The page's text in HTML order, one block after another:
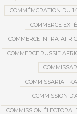
COMMÉMORATION DU
COMMERCE
COMMERCE INTRA-
COMMERCE RUSSIE
COMMISSARIAT
COMMISSION
COMMISSION